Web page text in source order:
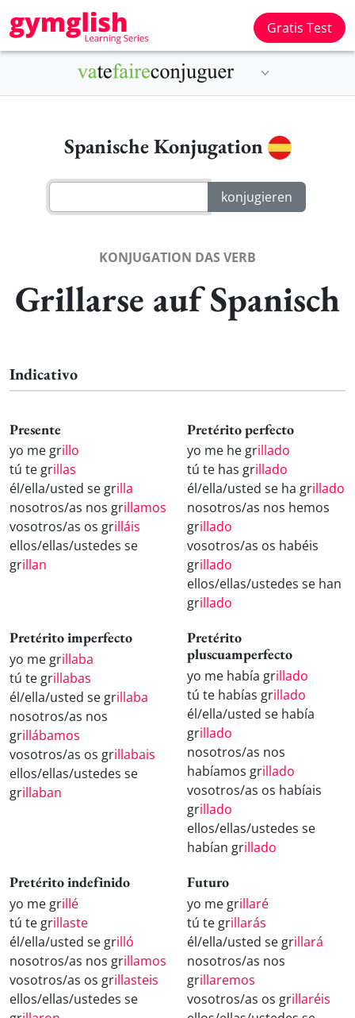
Gratis Test
Spanische Konjugation
KONJUGATION DAS VERB
Grillarse auf Spanisch
Indicativo
Presente
yo me grillo
tú te grillas
él/ella/usted se grilla
nosotros/as nos grillamos
vosotros/as os grilláis
ellos/ellas/ustedes se
grillan
Pretérito perfecto
yo me he grillado
tú te has grillado
él/ella/usted se ha grillado
nosotros/as nos hemos
grillado
vosotros/as os habéis
grillado
ellos/ellas/ustedes se han
grillado
Pretérito imperfecto
yo me grillaba
tú te grillabas
él/ella/usted se grillaba
nosotros/as nos
grillábamos
vosotros/as os grillabais
ellos/ellas/ustedes se
grillaban
Pretérito
pluscuamperfecto
yo me había grillado
tú te habías grillado
él/ella/usted se había
grillado
nosotros/as nos
habíamos grillado
vosotros/as os habíais
grillado
ellos/ellas/ustedes se
habían grillado
Pretérito indefinido
yo me grillé
tú te grillaste
él/ella/usted se grilló
nosotros/as nos grillamos
vosotros/as os grillasteis
ellos/ellas/ustedes se
Futuro
yo me grillaré
tú te grillarás
él/ella/usted se grillará
nosotros/as nos
grillaremos
vosotros/as os grillaréis